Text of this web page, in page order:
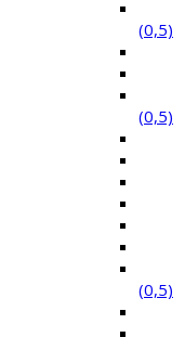
(0,5)
(0,5)
(0,5)